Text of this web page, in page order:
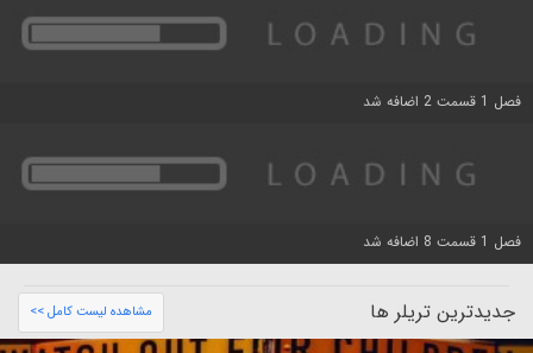
فصل 1 قسمت 2 اضافه شد
فصل 1 قسمت 8 اضافه شد
جدیدترین تریلر ها مشاهده لیست کامل >>